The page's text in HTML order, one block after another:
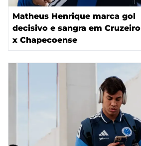
Matheus Henrique marca gol
decisivo e sangra em Cruzeiro
x Chapecoense